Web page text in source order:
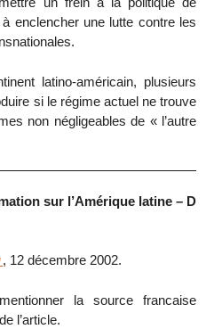
enclencher une lutte contre les
latino-américain, plusieurs
si le régime actuel ne trouve
non négligeables de « l’autre
sur l’Amérique latine – D
, 12 décembre 2002.
la source francaise
l’article.